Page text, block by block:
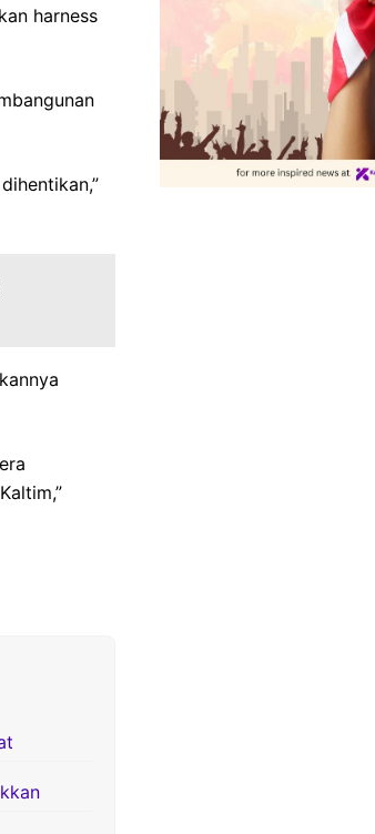
harness